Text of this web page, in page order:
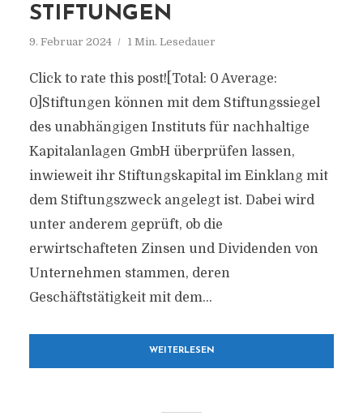
STIFTUNGEN
9. Februar 2024 1 Min. Lesedauer
Click to rate this post![Total: 0 Average:
0]Stiftungen können mit dem Stiftungssiegel
des unabhängigen Instituts für nachhaltige
Kapitalanlagen GmbH überprüfen lassen,
inwieweit ihr Stiftungskapital im Einklang mit
dem Stiftungszweck angelegt ist. Dabei wird
unter anderem geprüft, ob die
erwirtschafteten Zinsen und Dividenden von
Unternehmen stammen, deren
Geschäftstätigkeit mit dem...
WEITERLESEN